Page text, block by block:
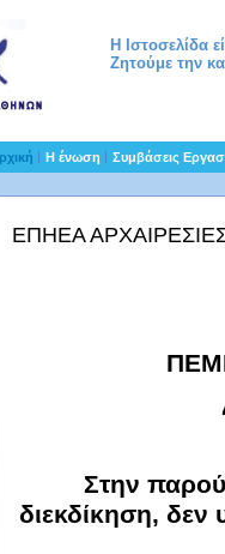
Η Ιστοσελίδα
Ζητούμε την
Η ένωση Συμβάσεις
ΕΠΗΕΑ
Στην
διεκδίκηση,